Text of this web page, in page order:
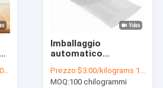
Imballaggio
automatico
in LDPE per uso
industriale e
Prezzo:$3.00/kilograms 100-999 kilograms
MOQ:100 chilogrammi